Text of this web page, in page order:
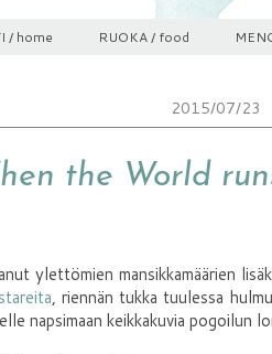
/ home RUOKA / food
2015/07/23
the World
ylettömien mansikkamäärien
, riennän tukka tuulessa
napsimaan keikkakuvia pogoilun